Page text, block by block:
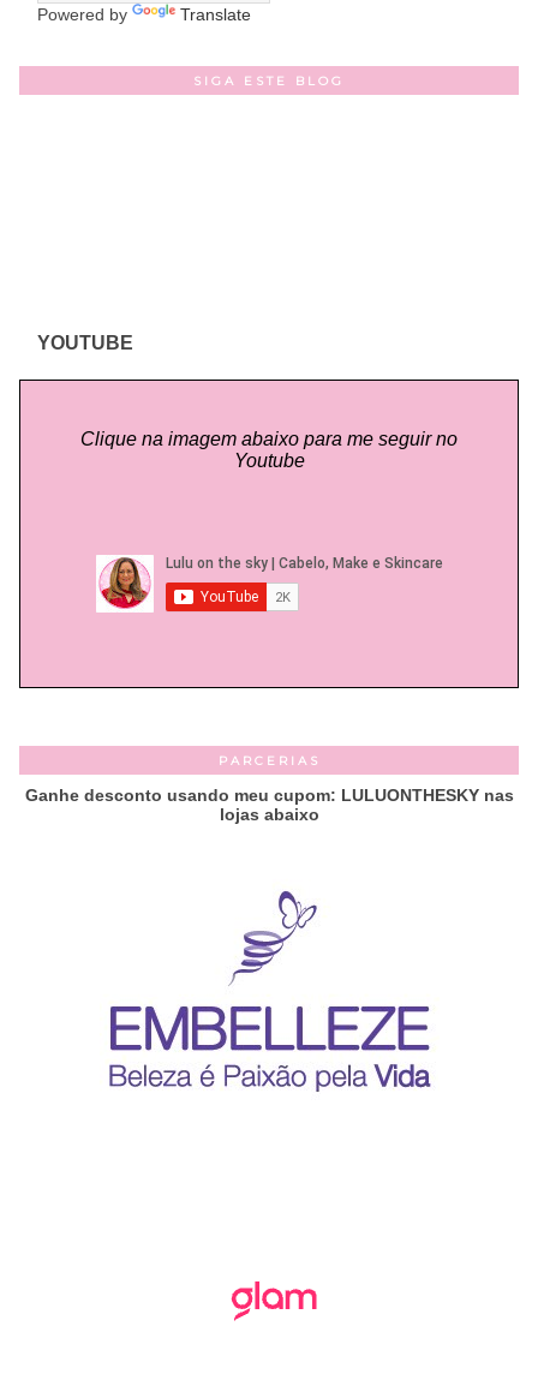
Powered by Translate
SIGA ESTE BLOG
YOUTUBE
Clique na imagem abaixo para me seguir no
Youtube
PARCERIAS
Ganhe desconto usando meu cupom: LULUONTHESKY nas
lojas abaixo